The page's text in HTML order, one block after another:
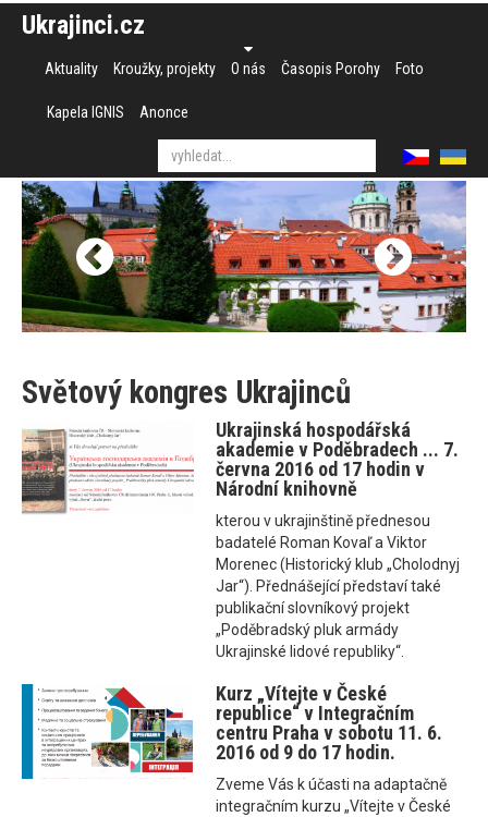
Ukrajinci.cz
Aktuality Kroužky, projekty O nás Časopis Porohy Foto
Kapela IGNIS Anonce
Světový kongres Ukrajinců
Ukrajinská hospodářská
akademie v Poděbradech ... 7.
června 2016 od 17 hodin v
Národní knihovně
kterou v ukrajinštině přednesou
badatelé Roman Kovaľ a Viktor
Morenec (Historický klub „Cholodnyj
Jar“). Přednášející představí také
publikační slovníkový projekt
„Poděbradský pluk armády
Ukrajinské lidové republiky“.
Kurz „Vítejte v České
republice“ v Integračním
centru Praha v sobotu 11. 6.
2016 od 9 do 17 hodin.
Zveme Vás k účasti na adaptačně
integračním kurzu „Vítejte v České